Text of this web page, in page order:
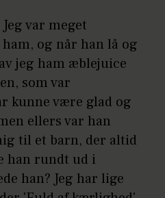
var meget
og når han lå og
jeg ham æblejuice
som var
kunne være glad og
ellers var han
til et barn, der altid
han rundt ud i
han? Jeg har lige